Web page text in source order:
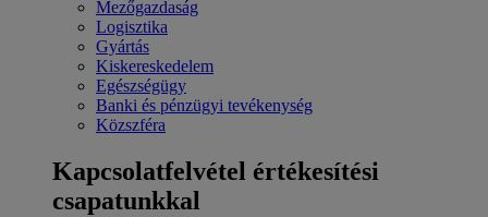
Mezőgazdaság
Logisztika
Gyártás
Kiskereskedelem
Egészségügy
Banki és pénzügyi tevékenység
Közszféra
Kapcsolatfelvétel értékesítési
csapatunkkal